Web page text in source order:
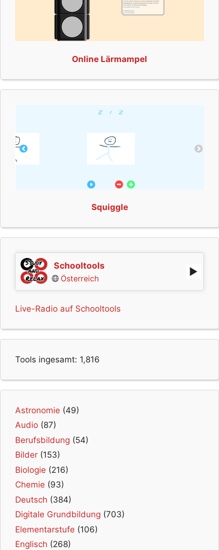
Online Lärmampel
Squiggle
Schooltools
Österreich
Live-Radio auf Schooltools
Tools ingesamt: 1,816
Astronomie (49)
Audio (87)
Berufsbildung (54)
Bilder (153)
Biologie (216)
Chemie (93)
Deutsch (384)
Digitale Grundbildung (703)
Elementarstufe (106)
Englisch (268)